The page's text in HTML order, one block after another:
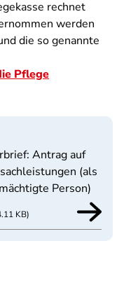
rechnet
werden
die so genannte
Pflege
Antrag auf
(als
Person)
KB)